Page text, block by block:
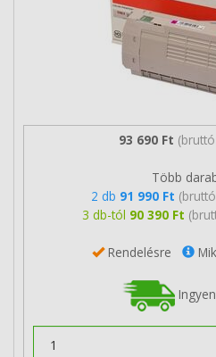
93 690 Ft
Több
2 db 91 990 Ft
3 db-tól 90 390 Ft
Rendelésre